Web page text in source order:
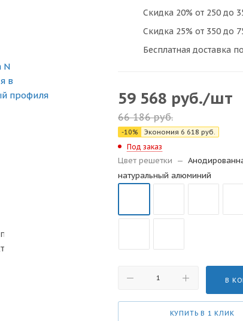
Скидка 20% от 250 до
Скидка 25% от 350 до
Бесплатная доставка
59 568 руб./шт
66 186руб.
-10% Экономия 6 618 руб.
Под заказ
Цвет решетки —
натуральный алюминий
В
КУПИТЬ В 1 КЛИК